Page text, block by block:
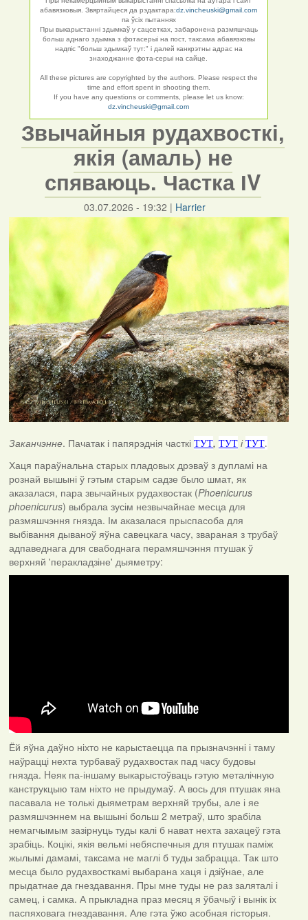
абавязковыя. Звяртайцеся да рэдактара:dz.vincheuski@gmail.com
па ўсіх пытаннях
Пры выкарыстанні здымкаў у сацсетках, забаронена размяшчаць
больш аднаго здымка з фотасерыі на пост, таксама абавязковы
надпіс "больш здымкаў тут:" і далей канкрэтны адрас на
знаходжанне фота-серыі на сайце.
All these pictures are copyrighted by the authors. Please respect the
time and effort spent in shooting them.
If you have any questions or comments, please let us know:
dz.vincheuski@gmail.com
Звычайныя рудахвосткі,
якія (амаль) не
спяваюць. Частка ІV
03.07.2026 - 19:32 | Harrier
Заканчэнне. Пачатак і папярэднія часткі ТУТ, ТУТі ТУТ.
Хаця параўнальна старых пладовых дрэваў з дупламі на
рознай вышыні ў гэтым старым садзе было шмат, як
аказалася, пара звычайных рудахвостак (Phoenicurus
phoenicurus) выбрала зусім незвычайнае месца для
размяшчэння гнязда. Ім аказалася прыспасоба для
выбівання дываноў яўна савецкага часу, звараная з трубаў
адпаведнага для свабоднага перамяшчэння птушак ў
верхняй 'перакладзіне' дыяметру:
Ёй яўна даўно ніхто не карыстаецца па прызначэнні і таму
наўрацці нехта турбаваў рудахвостак пад часу будовы
гнязда. Hеяк па-іншаму выкарыстоўваць гэтую металічную
канструкцыю там ніхто не прыдумаў. А вось для птушак яна
пасавала не толькі дыяметрам верхняй трубы, але і яе
размяшчэннем на вышыні больш 2 метраў, што зрабіла
немагчымым зазірнуць туды калі б нават нехта захацеў гэта
зрабіць. Коцікі, якія вельмі небяспечныя для птушак паміж
жылымі дамамі, таксама не маглі б туды забрацца. Так што
месца было рудахвосткамі выбарана хаця і дзіўнае, але
прыдатнае да гнездавання. Пры мне туды не раз заляталі і
самец, і самка. А прыкладна праз месяц я ўбачыў і вынік іх
паспяховага гнездавання. Але гэта ўжо асобная гісторыя.